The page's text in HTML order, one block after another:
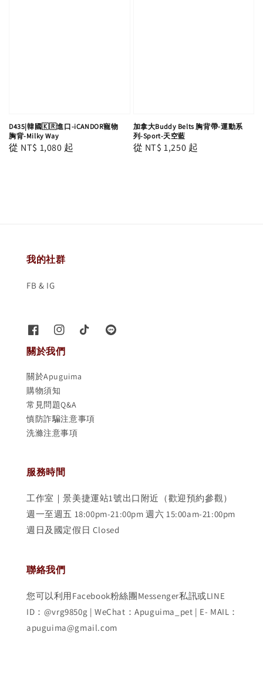
D435|韓國🇰🇷進口-iCANDOR寵物
胸背-Milky Way
Regular
從 NT$ 1,080 起
加拿大Buddy Belts 胸背帶-運動系
列-Sport-天空藍
Regular
從 NT$ 1,250 起
我的社群
FB & IG
關於我們
關於Apuguima
購物須知
常見問題Q&A
慎防詐騙注意事項
洗滌注意事項
服務時間
工作室｜景美捷運站1號出口附近（歡迎預約參觀）
週一至週五 18:00pm-21:00pm 週六 15:00am-21:00pm
週日及國定假日 Closed
聯絡我們
您可以利用Facebook粉絲團Messenger私訊或LINE
ID：@vrg9850g | WeChat：Apuguima_pet | E- MAIL：
apuguima@gmail.com